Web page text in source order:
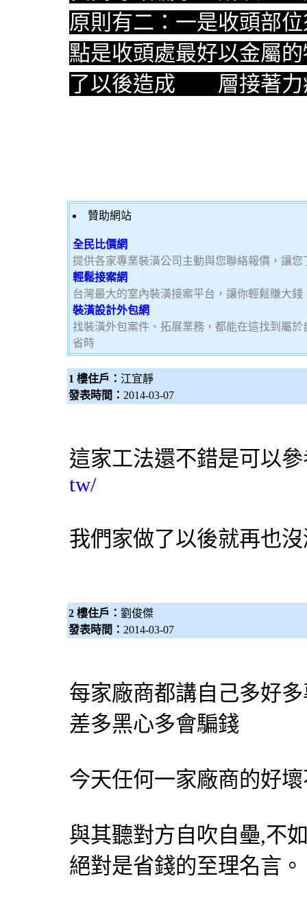
原則有二：一是收頭部
點是收頭處最好以金屬
了以後造成
層接著
贊助網站
全民比價網
提供各家專業裝潢公司主動與您聯絡報價，讓
輕鬆接案網
台灣最大的室內裝潢接案平台，讓你輕鬆賺大
裝潢設計外包網
找裝潢外包案件、拓展業務，都能在這找到屬
省時
1 樓住戶： 江宜靜
發表時間： 2014-03-07
這家工法還不錯是可以
tw/
我們家做了以後就再也
2 樓住戶： 劉俊傑
發表時間： 2014-03-07
每家廠商都講自己多好
差多黑心多會騙錢
今天任何一家廠商的好
與其聽對方自吹自壘,不
絕對是省錢的至理名言。